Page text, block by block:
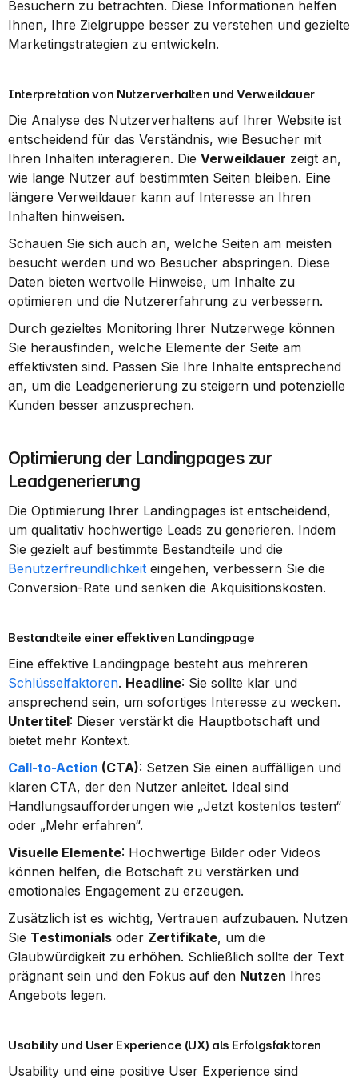
Besuchern zu betrachten. Diese Informationen helfen
Ihnen, Ihre Zielgruppe besser zu verstehen und gezielte
Marketingstrategien zu entwickeln.
Interpretation von Nutzerverhalten und Verweildauer
Die Analyse des Nutzerverhaltens auf Ihrer Website ist
entscheidend für das Verständnis, wie Besucher mit
Ihren Inhalten interagieren. Die Verweildauer zeigt an,
wie lange Nutzer auf bestimmten Seiten bleiben. Eine
längere Verweildauer kann auf Interesse an Ihren
Inhalten hinweisen.
Schauen Sie sich auch an, welche Seiten am meisten
besucht werden und wo Besucher abspringen. Diese
Daten bieten wertvolle Hinweise, um Inhalte zu
optimieren und die Nutzererfahrung zu verbessern.
Durch gezieltes Monitoring Ihrer Nutzerwege können
Sie herausfinden, welche Elemente der Seite am
effektivsten sind. Passen Sie Ihre Inhalte entsprechend
an, um die Leadgenerierung zu steigern und potenzielle
Kunden besser anzusprechen.
Optimierung der Landingpages zur
Leadgenerierung
Die Optimierung Ihrer Landingpages ist entscheidend,
um qualitativ hochwertige Leads zu generieren. Indem
Benutzerfreundlichkeit eingehen, verbessern Sie die
Conversion-Rate und senken die Akquisitionskosten.
Bestandteile einer effektiven Landingpage
Schlüsselfaktoren. Headline: Sie sollte klar und
Untertitel: Dieser verstärkt die Hauptbotschaft und
bietet mehr Kontext.
Call-to-Action (CTA): Setzen Sie einen auffälligen und
klaren CTA, der den Nutzer anleitet. Ideal sind
Handlungsaufforderungen wie „Jetzt kostenlos testen“
oder „Mehr erfahren“.
Visuelle Elemente: Hochwertige Bilder oder Videos
können helfen, die Botschaft zu verstärken und
emotionales Engagement zu erzeugen.
Zusätzlich ist es wichtig, Vertrauen aufzubauen. Nutzen
Sie Testimonials oder Zertifikate, um die
Glaubwürdigkeit zu erhöhen. Schließlich sollte der Text
prägnant sein und den Fokus auf den Nutzen Ihres
Angebots legen.
Usability und User Experience (UX) als Erfolgsfaktoren
Usability und eine positive User Experience sind